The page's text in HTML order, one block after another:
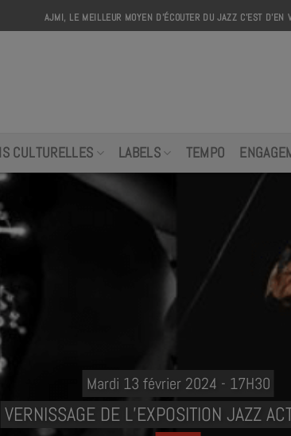
AJMI, LE MEILLEUR MOYEN D'ÉCOUTER DU JAZZ C'EST D'EN
CULTURELLES LABELS TEMPO
Mardi 13 février 2024 - 17H30
VERNISSAGE DE L’EXPOSITION JAZZ